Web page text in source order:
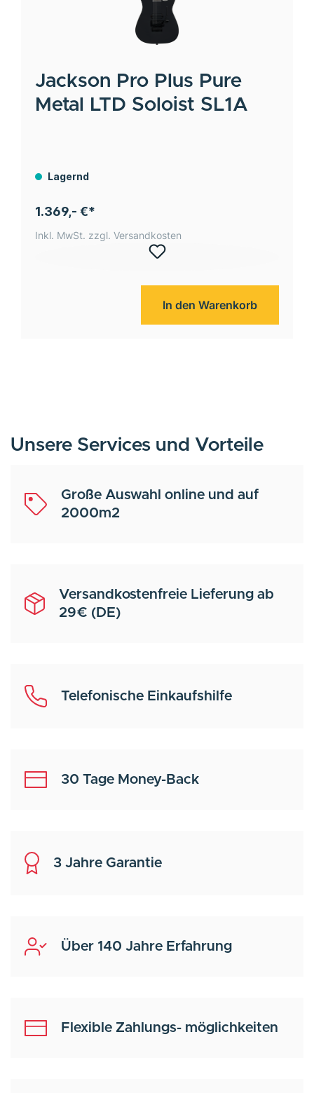
Jackson Pro Plus Pure
Metal LTD Soloist SL1A
Lagernd
1.369,- €*
Inkl. MwSt. zzgl. Versandkosten
In den Warenkorb
Unsere Services und Vorteile
Große Auswahl online und auf
2000m2
Versandkostenfreie Lieferung ab
29€ (DE)
Telefonische Einkaufshilfe
30 Tage Money-Back
3 Jahre Garantie
Über 140 Jahre Erfahrung
Flexible Zahlungs- möglichkeiten